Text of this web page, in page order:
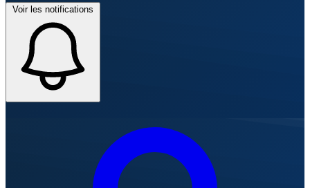
Voir les notifications